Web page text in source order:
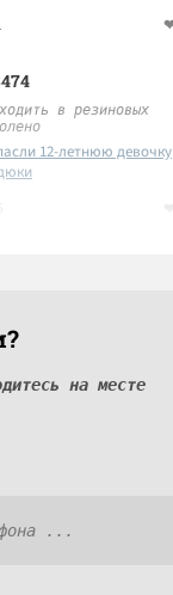
в резиновых
12-летнюю девочку
на месте